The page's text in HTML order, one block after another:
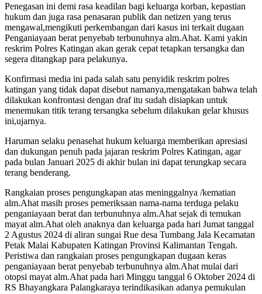
Penegasan ini demi rasa keadilan bagi keluarga korban, kepastian
hukum dan juga rasa penasaran publik dan netizen yang terus
mengawal,mengikuti perkembangan dari kasus ini terkait dugaan
Penganiayaan berat penyebab terbunuhnya alm.Ahat. Kami yakin
reskrim Polres Katingan akan gerak cepat tetapkan tersangka dan
segera ditangkap para pelakunya.
Konfirmasi media ini pada salah satu penyidik reskrim polres
katingan yang tidak dapat disebut namanya,mengatakan bahwa telah
dilakukan konfrontasi dengan draf itu sudah disiapkan untuk
menemukan titik terang tersangka sebelum dilakukan gelar khusus
ini,ujarnya.
Haruman selaku penasehat hukum keluarga memberikan apresiasi
dan dukungan penuh pada jajaran reskrim Polres Katingan, agar
pada bulan Januari 2025 di akhir bulan ini dapat terungkap secara
terang benderang.
Rangkaian proses pengungkapan atas meninggalnya /kematian
alm.Ahat masih proses pemeriksaan nama-nama terduga pelaku
penganiayaan berat dan terbunuhnya alm.Ahat sejak di temukan
mayat alm.Ahat oleh anaknya dan keluarga pada hari Jumat tanggal
2 Agustus 2024 di aliran sungai Rue desa Tumbang Jala Kecamatan
Petak Malai Kabupaten Katingan Provinsi Kalimantan Tengah.
Peristiwa dan rangkaian proses pengungkapan dugaan keras
penganiayaan berat penyebab terbunuhnya alm.Ahat mulai dari
otopsi mayat alm.Ahat pada hari Minggu tanggal 6 Oktober 2024 di
RS Bhayangkara Palangkaraya terindikasikan adanya pemukulan